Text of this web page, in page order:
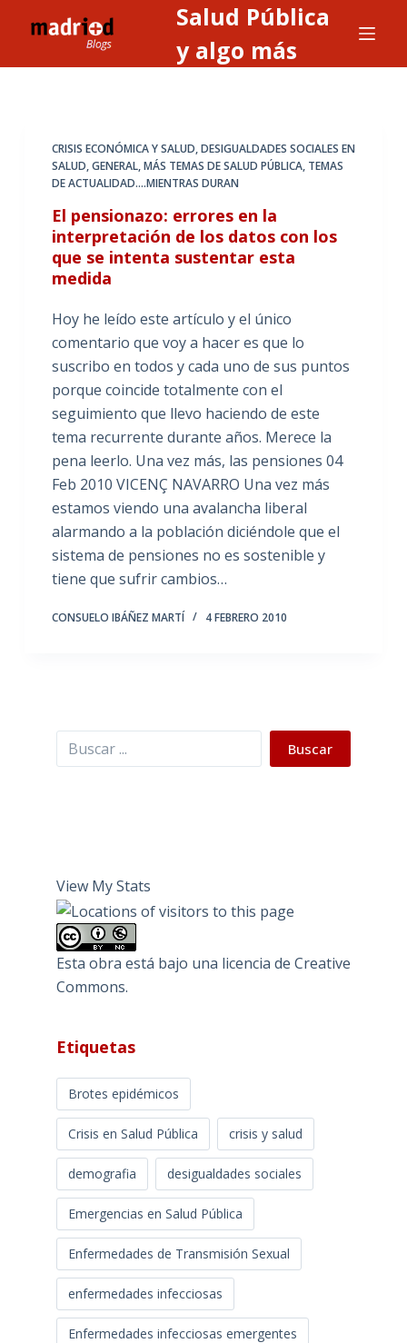
l
Salud Pública
y algo más
CRISIS ECONÓMICA Y SALUD,DESIGUALDADES SOCIALES EN
SALUD,GENERAL,MÁS TEMAS DE SALUD PÚBLICA, TEMAS
DE ACTUALIDAD....MIENTRAS DURAN
El pensionazo: errores en la
interpretación de los datos con los
que se intenta sustentar esta
medida
Hoy he leído este artículo y el único
comentario que voy a hacer es que lo
suscribo en todos y cada uno de sus puntos
porque coincide totalmente con el
seguimiento que llevo haciendo de este
tema recurrente durante años. Merece la
pena leerlo. Una vez más, las pensiones 04
Feb 2010 VICENÇ NAVARRO Una vez más
estamos viendo una avalancha liberal
alarmando a la población diciéndole que el
sistema de pensiones no es sostenible y
tiene que sufrir cambios…
CONSUELO IBÁÑEZ MARTÍ 4 FEBRERO 2010
Buscar Buscar
View My Stats
Esta obra está bajo una licencia de Creative
Commons.
Etiquetas
Brotes epidémicos
Crisis en Salud Pública crisis y salud
demografia desigualdades sociales
Emergencias en Salud Pública
Enfermedades de Transmisión Sexual
enfermedades infecciosas
Enfermedades infecciosas emergentes